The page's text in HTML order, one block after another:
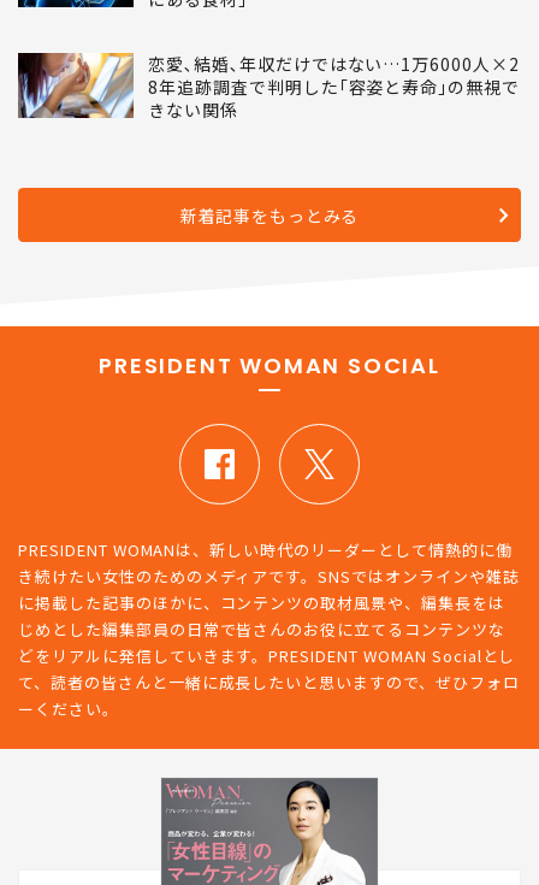
恋愛､結婚､年収だけではない…1万6000人×2
8年追跡調査で判明した｢容姿と寿命｣の無視で
きない関係
新着記事をもっとみる
PRESIDENT WOMAN SOCIAL
PRESIDENT WOMANは、新しい時代のリーダーとして情熱的に働
き続けたい女性のためのメディアです。SNSではオンラインや雑誌
に掲載した記事のほかに、コンテンツの取材風景や、編集長をは
じめとした編集部員の日常で皆さんのお役に立てるコンテンツな
どをリアルに発信していきます。PRESIDENT WOMAN Socialとし
て、読者の皆さんと一緒に成長したいと思いますので、ぜひフォロ
ーください。